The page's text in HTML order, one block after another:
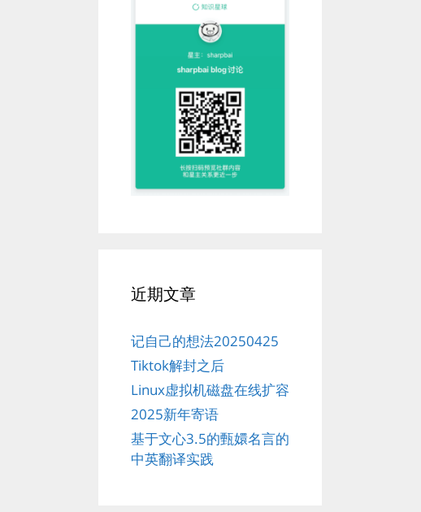
近期文章
记自己的想法20250425
Tiktok解封之后
Linux虚拟机磁盘在线扩容
2025新年寄语
基于文心3.5的甄嬛名言的
中英翻译实践